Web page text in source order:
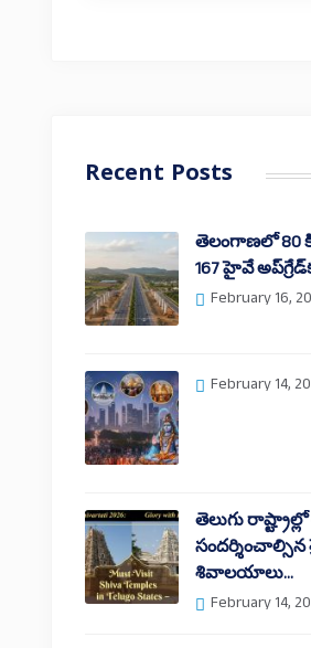
Recent Posts
తెలంగాణలో 80
167 హైవే
February 16,
February 14,
తెలుగు
సందర్శించాల్సిన
శివాలయాలు…
February 14,